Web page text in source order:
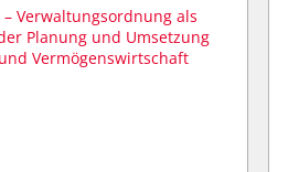
Verwaltungsordnung als
Planung und Umsetzung
Vermögenswirtschaft